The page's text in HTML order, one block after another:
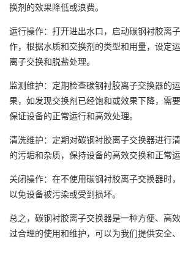
换剂的效果降低或浪费。
运行操作：打开进出水口，启动碳钢衬胶离
作，根据水质和交换剂的类型和用量，设定
离子交换和脱盐处理。
监测维护：定期检查碳钢衬胶离子交换器的
果，如发现交换剂已经饱和或效果下降，需
保证设备的正常运行和高效处理。
清洗维护：定期对碳钢衬胶离子交换器进行
的污垢和杂质，保持设备的高效交换和正常运
关闭操作：在不使用碳钢衬胶离子交换器时
以免设备被污染或受到损坏。
总之，碳钢衬胶离子交换器是一种方便、高
过合理的使用和维护，可以为我们提供安全